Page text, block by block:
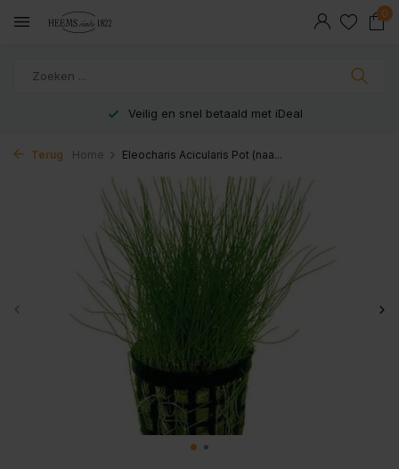
0
Veilig en snel betaald met iDeal
Terug Home Eleocharis Acicularis Pot (naa...